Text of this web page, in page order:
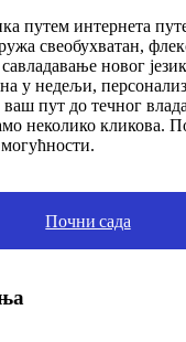
путем интернета
свеобухватан,
новог
у недељи,
пут до течног
неколико кликова.
Почни сада